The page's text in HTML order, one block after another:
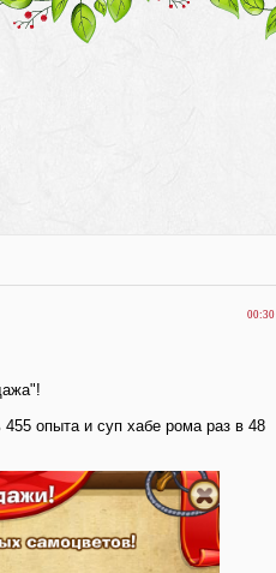
00:30
опыта и суп хабе рома раз в 48